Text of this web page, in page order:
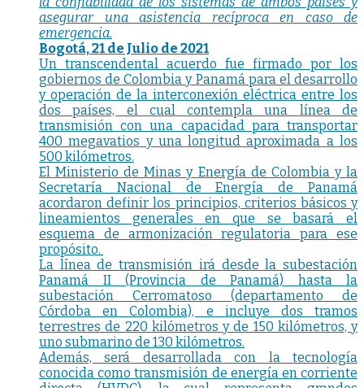
asegurar una asistencia recíproca en caso de
emergencia.
Bogotá, 21 de Julio de 2021
Un transcendental acuerdo fue firmado por los
gobiernos de Colombia y Panamá para el desarrollo
y operación de la interconexión eléctrica entre los
dos países, el cual contempla una línea de
transmisión con una capacidad para transportar
400 megavatios y una longitud aproximada a los
500 kilómetros.
El Ministerio de Minas y Energía de Colombia y la
Secretaría Nacional de Energía de Panamá
acordaron definir los principios, criterios básicos y
lineamientos generales en que se basará el
esquema de armonización regulatoria para ese
propósito.
La línea de transmisión irá desde la subestación
Panamá II (Provincia de Panamá) hasta la
subestación Cerromatoso (departamento de
Córdoba en Colombia), e incluye dos tramos
terrestres de 220 kilómetros y de 150 kilómetros, y
uno submarino de 130 kilómetros.
Además, será desarrollada con la tecnología
conocida como transmisión de energía en corriente